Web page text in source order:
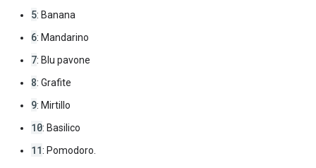
5: Banana
6: Mandarino
7: Blu pavone
8: Grafite
9: Mirtillo
10: Basilico
11: Pomodoro.